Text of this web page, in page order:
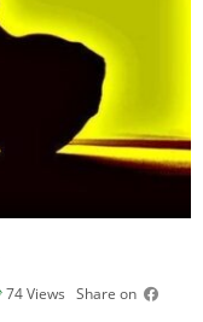
74Views Share on